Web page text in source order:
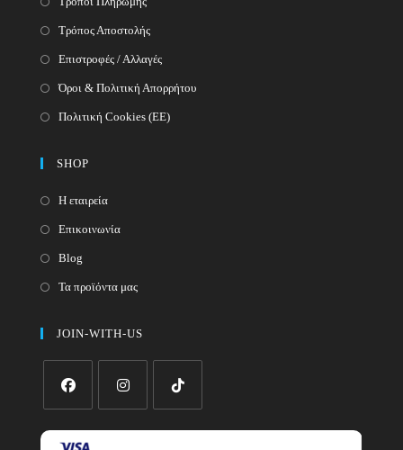
Τρόπος Αποστολής
Επιστροφές / Αλλαγές
Όροι & Πολιτική Απορρήτου
Πολιτική Cookies (ΕΕ)
SHOP
Η εταιρεία
Επικοινωνία
Blog
Τα προϊόντα μας
JOIN-WITH-US